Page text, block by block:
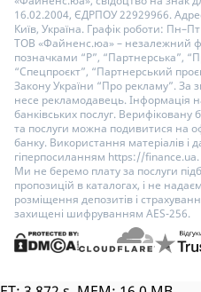
16.02.2004, ЄДРПОУ 22929966.
Київ, Україна. Графік роботи:
ТОВ «Файненс.юа» – незалежний
позначками “Р”, “Партнерська”,
“Спецпроєкт”, “Партнерський
Закону України “Про рекламу”. За
несе рекламодавець. Інформація
банківських послуг.
та послуги можна подивитися на
банку. Використання матеріалів і
гіперпосиланням https://finance.ua.
Ми не беремо плату за послуги
пропозицій в каталогах, і не
розміщення депозитів і
захищені шифруванням AES-256.